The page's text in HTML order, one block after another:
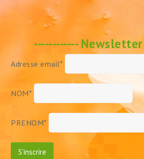
------------ Newsletter
Adresse email*
NOM*
PRENOM*